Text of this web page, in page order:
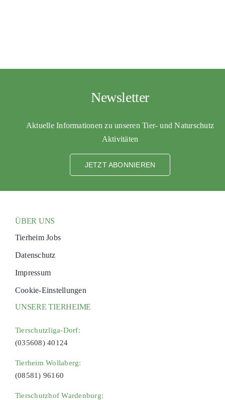
Newsletter
Aktuelle Informationen zu unseren Tier- und Naturschutz
Aktivitäten
JETZT ABONNIEREN
ÜBER UNS
Tierheim Jobs
Datenschutz
Impressum
Cookie-Einstellungen
UNSERE TIERHEIME
Tierschutzliga-Dorf:
(035608) 40124
Tierheim Wollaberg:
(08581) 96160
Tierschutzhof Wardenburg: